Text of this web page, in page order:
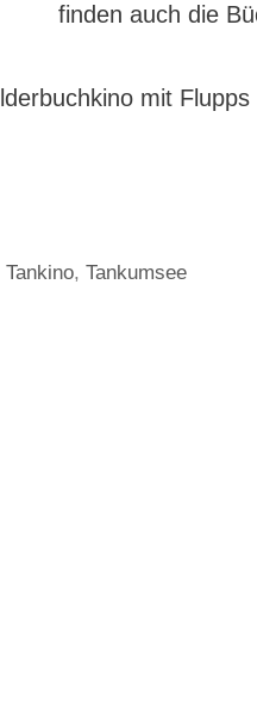
finden auch die
mit Flupps
Tankino,Tankumsee